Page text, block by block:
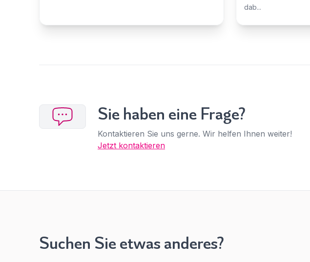
dab...
Sie haben eine Frage?
Kontaktieren Sie uns gerne. Wir helfen Ihnen weiter!
Jetzt kontaktieren
Suchen Sie etwas anderes?